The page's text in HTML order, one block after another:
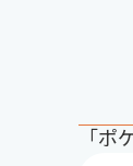
「ポ